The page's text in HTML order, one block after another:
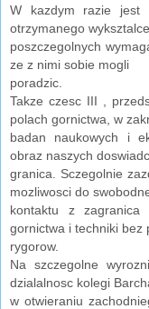
W kazdym razie jest
otrzymanego
poszczegolnych
ze z nimi sobie mogli
poradzic.
Takze czesc III ,
polach gornictwa, w
badan naukowych i
obraz naszych
granica. Sczegolnie
mozliwosci do
kontaktu z zagranica
gornictwa i techniki bez
rygorow.
Na szczegolne
dzialalnosc kolegi
w otwieraniu